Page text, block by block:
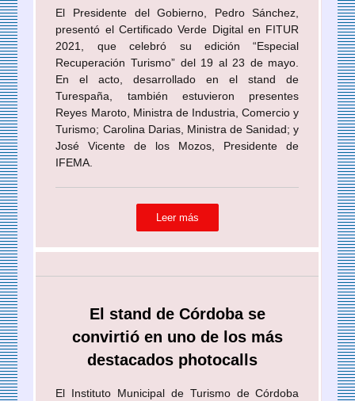
El Presidente del Gobierno, Pedro Sánchez,
presentó el Certificado Verde Digital en FITUR
2021, que celebró su edición “Especial
Recuperación Turismo” del 19 al 23 de mayo.
En el acto, desarrollado en el stand de
Turespaña, también estuvieron presentes
Reyes Maroto, Ministra de Industria, Comercio y
Turismo; Carolina Darias, Ministra de Sanidad; y
José Vicente de los Mozos, Presidente de
IFEMA.
Leer más
El stand de Córdoba se
convirtió en uno de los más
destacados photocalls
El Instituto Municipal de Turismo de Córdoba